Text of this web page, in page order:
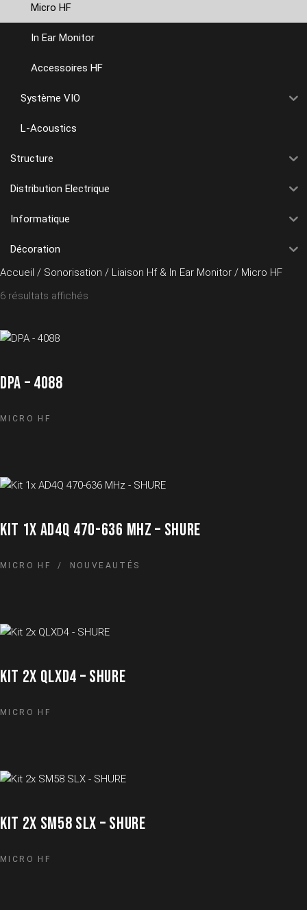
Micro HF
In Ear Monitor
Accessoires HF
Système VIO
L-Acoustics
Structure
Distribution Electrique
Informatique
Décoration
Accueil / Sonorisation / Liaison Hf & In Ear Monitor / Micro HF
6 résultats affichés
DPA – 4088
MICRO HF
KIT 1X AD4Q 470-636 MHZ – SHURE
MICRO HF NOUVEAUTÉS
KIT 2X QLXD4 – SHURE
MICRO HF
KIT 2X SM58 SLX – SHURE
MICRO HF